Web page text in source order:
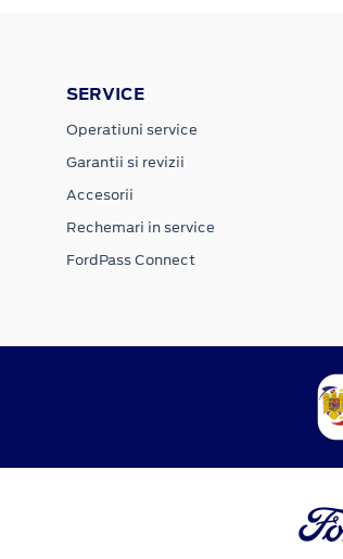
SERVICE
Operatiuni service
Garantii si revizii
Accesorii
Rechemari in service
FordPass Connect